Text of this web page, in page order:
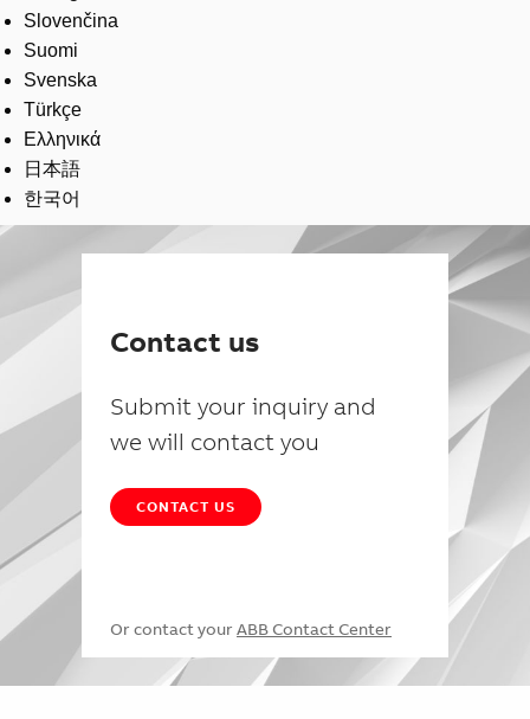
Slovenčina
Suomi
Svenska
Türkçe
Ελληνικά
日本語
한국어
Contact us
Submit your inquiry and
we will contact you
CONTACT US
Or contact your ABB Contact Center